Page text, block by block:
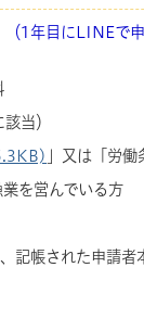
1年目にLINEで
当）
」又は「労働
を営んでいる方
記帳された申請者